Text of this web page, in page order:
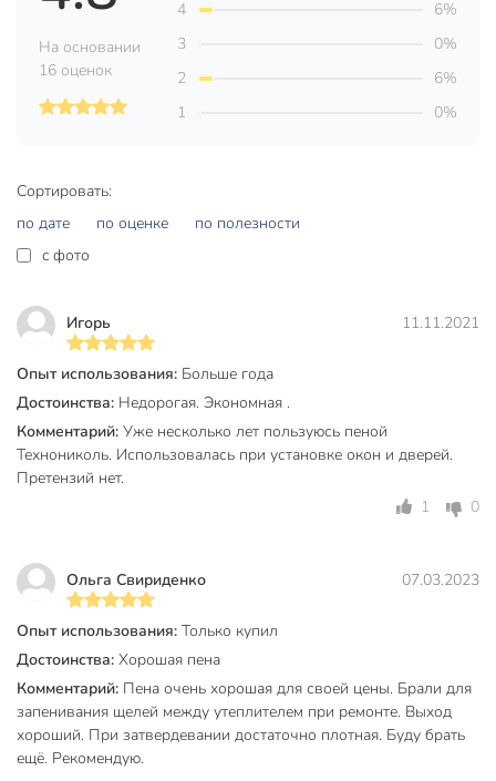
Максимальная температура
Выход, л
Время полного высыхания, ч
Страна производства
Тип
Особенности
высокая адгезия
Область применения
работ
для наружных
Цвет пены
Сезонность
Срок годности, мес
18 мес
Артикул производителя
A1251Z
Модель
Сортировать:
по дате
по оценке
по полезности
c фото
Игорь 11.11.2021
Опыт использования: Больше года
Достоинства: Недорогая. Экономная .
Комментарий: Уже несколько лет пользуюсь пеной
Технониколь. Использовалась при установке окон и дверей.
Претензий нет.
1
0
Ольга Свириденко 07.03.2023
Опыт использования: Только купил
Достоинства: Хорошая пена
Комментарий: Пена очень хорошая для своей цены. Брали для
запенивания щелей между утеплителем при ремонте. Выход
хороший. При затвердевании достаточно плотная. Буду брать
ещё. Рекомендую.
На основании
16 оценок
4
6%
3
0%
2
6%
1
0%